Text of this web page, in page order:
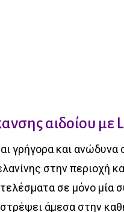
αιδοίου με
γρήγορα και
στην περιοχή
σε μόνο μία
άμεσα στην